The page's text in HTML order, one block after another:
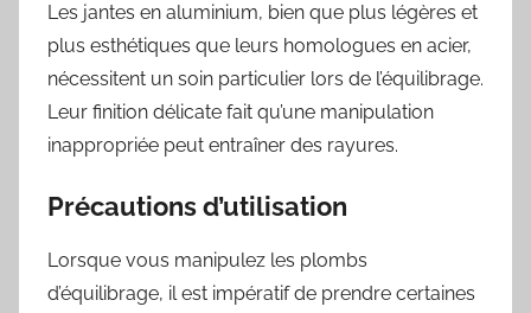
Les jantes en aluminium, bien que plus légères et
plus esthétiques que leurs homologues en acier,
nécessitent un soin particulier lors de l’équilibrage.
Leur finition délicate fait qu’une manipulation
inappropriée peut entraîner des rayures.
Précautions d’utilisation
Lorsque vous manipulez les plombs
d’équilibrage, il est impératif de prendre certaines